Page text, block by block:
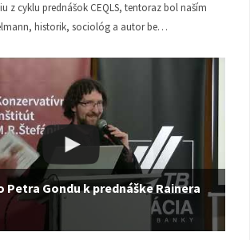
z cyklu prednášok CEQLS, tentoraz bol naším
historik, sociológ a autor be…
Petra Gondu k prednáške Rainera